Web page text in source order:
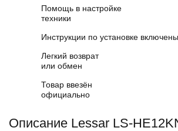
Помощь в настройке
техники
Инструкции по установке включены
Легкий возврат
или обмен
Товар ввезён
официально
Описание Lessar LS-